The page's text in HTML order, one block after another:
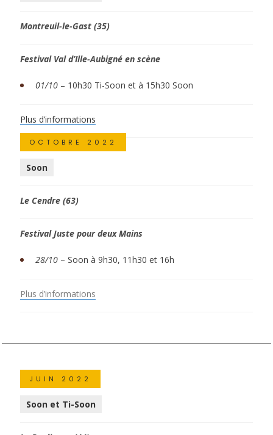
Montreuil-le-Gast (35)
Festival Val d’Ille-Aubigné en scène
01/10 – 10h30 Ti-Soon et à 15h30 Soon
Plus d’informations
OCTOBRE 2022
Soon
Le Cendre (63)
Festival Juste pour deux Mains
28/10 – Soon à 9h30, 11h30 et 16h
Plus d’informations
JUIN 2022
Soon et Ti-Soon